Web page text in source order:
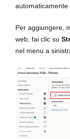
automaticamente
Per aggiungere,
web, fai clic su
nel menu a